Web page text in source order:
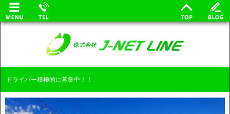
ドライバー積極的に募集中！！